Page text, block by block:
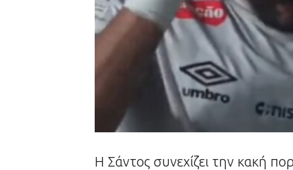
Η Σάντος συνεχίζει την κακή